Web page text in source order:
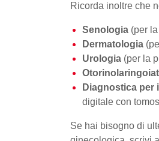
Ricorda inoltre che
Senologia (per
Dermatologia
Urologia (per la
Diagnostica per
digitale con
Se hai bisogno di